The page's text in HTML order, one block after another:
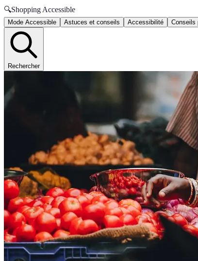
🔍Shopping Accessible
Mode Accessible Astuces et conseils Accessibilité Conseils
Rechercher